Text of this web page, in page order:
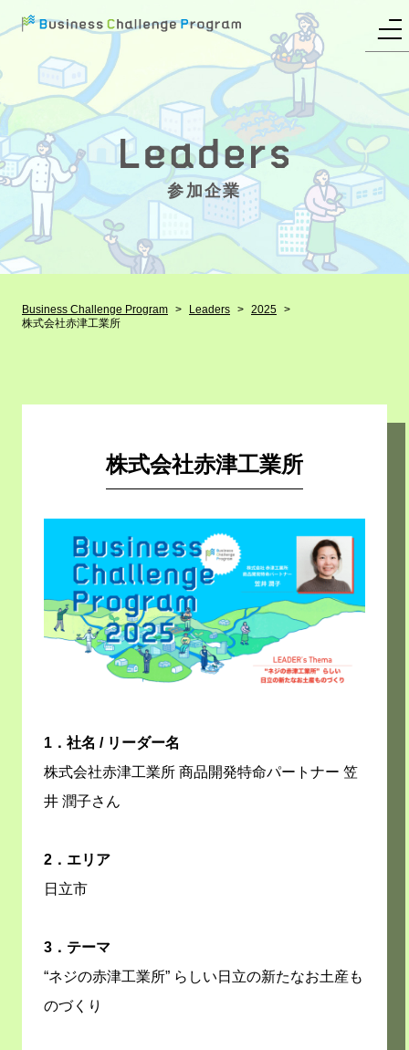
参加企業
Business Challenge Program Leaders
2025
株式会社赤津工業所
株式会社赤津工業所
1．社名 / リーダー名
株式会社赤津工業所 商品開発特命パートナー 笠
井 潤子さん
2．エリア
日立市
3．テーマ
“ネジの赤津工業所” らしい日立の新たなお土産も
のづくり